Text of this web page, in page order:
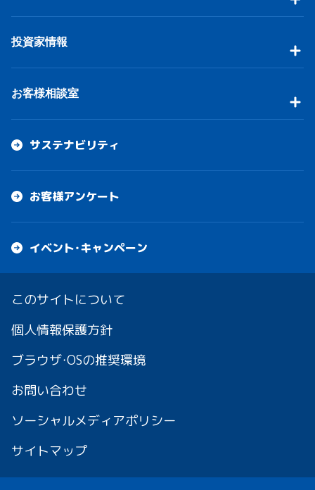
投資家情報
お客様相談室
サステナビリティ
お客様アンケート
イベント・キャンペーン
このサイトについて
個人情報保護方針
ブラウザ・OSの推奨環境
お問い合わせ
ソーシャルメディアポリシー
サイトマップ